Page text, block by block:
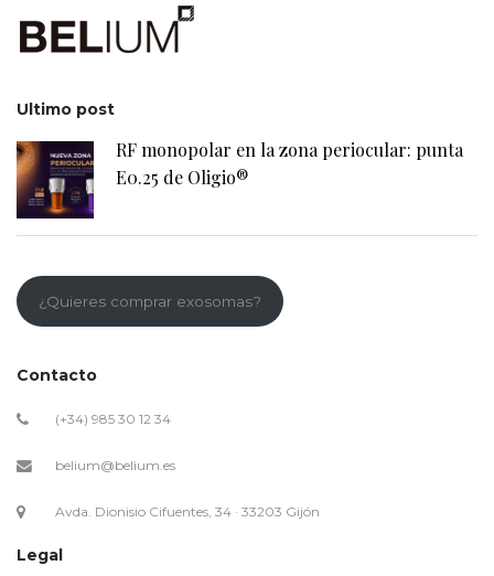
Ultimo post
RF monopolar en la zona periocular: punta
E0.25 de Oligio®
¿Quieres comprar exosomas?
Contacto
(+34) 985 30 12 34
belium@belium.es
Avda. Dionisio Cifuentes, 34 · 33203 Gijón
Legal